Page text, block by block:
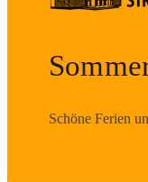
Schöne Ferien